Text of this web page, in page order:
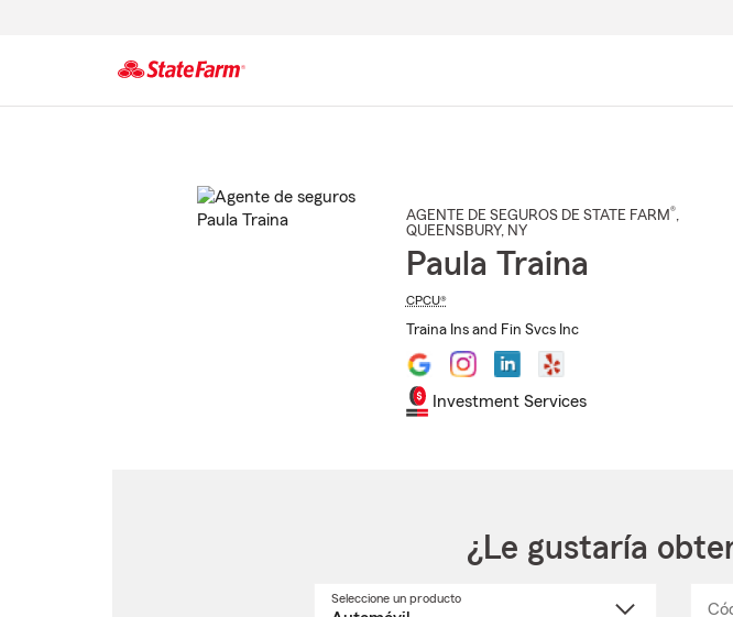
AGENTE DE SEGUROS DE STATE FARM®,
QUEENSBURY, NY
Paula Traina
CPCU®
Traina Ins and Fin Svcs Inc
Investment Services
¿Le gustaría
Seleccione un productoSeleccione